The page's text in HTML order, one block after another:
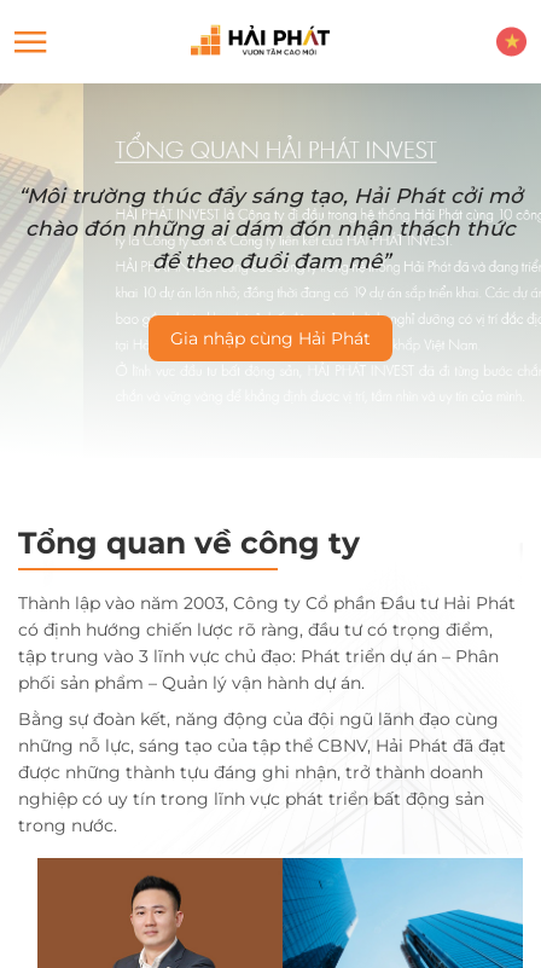
“Môi trường thúc đẩy sáng tạo, Hải Phát cởi mở
chào đón những ai dám đón nhận thách thức
để theo đuổi đam mê”
Gia nhập cùng Hải Phát
Tổng quan về công ty
Thành lập vào năm 2003, Công ty Cổ phần Đầu tư Hải Phát
có định hướng chiến lược rõ ràng, đầu tư có trọng điểm,
tập trung vào 3 lĩnh vực chủ đạo: Phát triển dự án – Phân
phối sản phẩm – Quản lý vận hành dự án.
Bằng sự đoàn kết, năng động của đội ngũ lãnh đạo cùng
những nỗ lực, sáng tạo của tập thể CBNV, Hải Phát đã đạt
được những thành tựu đáng ghi nhận, trở thành doanh
nghiệp có uy tín trong lĩnh vực phát triển bất động sản
trong nước.